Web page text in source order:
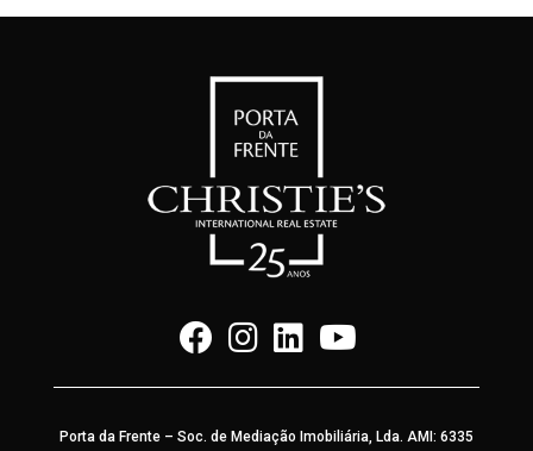
Porta da Frente – Soc. de Mediação Imobiliária, Lda. AMI: 6335